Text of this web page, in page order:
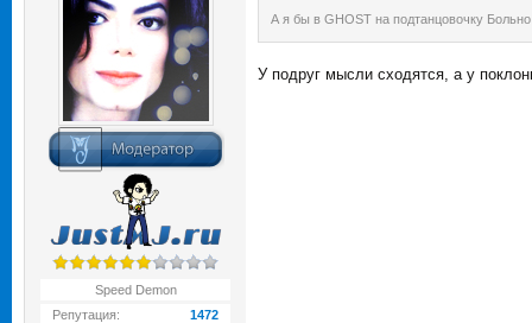
Speed Demon
Репутация:
1472
А я бы в GHOST на подтанцовочку
У подруг мысли сходятся, а у